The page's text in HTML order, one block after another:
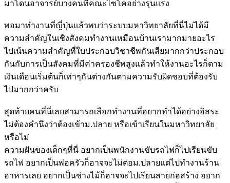
มาโดนอาจารย์บางคนที่คณะไซโคอย่างรุนแรง
พอมาทำงานที่ญี่ปุ่นแล้วพบว่าระบบมหาวิทยาลัยที่นี่ไม่ได้มี
ความสำคัญในเชิงสังคมทำงานเหมือนบ้านเรามากมายอะไร
ไปเน้นความสำคัญที่ใบประกอบวิชาชีพกันเสียมากกว่าประกอบ
กันกับการเป็นสังคมที่มีค่าครองชีพสูงแล้วทำให้งานอะไรก็ตาม
เงินเดือนเริ่มต้นก็เท่าๆกันต่างกันตามความรับผิดชอบที่ต้องรับ
ไปมากกว่าครับ
สุดท้ายคนที่นี่เลยสามารถเลือกทำงานที่อยากทำได้อย่างอิสระ
ไม่ต้องคำนึงว่าต้องเข้าม.ปลาย หรือเข้าเรียนในมหาวิทยาลัย
หรือไม่
ความฝันของเด็กๆที่นี่ อยากเป็นพนักงานขับรถไฟก็ไปเรียนขับ
รถไฟ อยากเป็นพ่อครัวก็อาจจะไม่ต่อม.ปลายแต่ไปทำงานร้าน
อาหารเลย อยากเป็นช่างไม้ก็อาจจะไปเรียนสายก่อสร้าง อยาก